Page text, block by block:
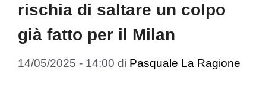
rischia di saltare un colpo
già fatto per il Milan
14/05/2025 - 14:00 di Pasquale La Ragione